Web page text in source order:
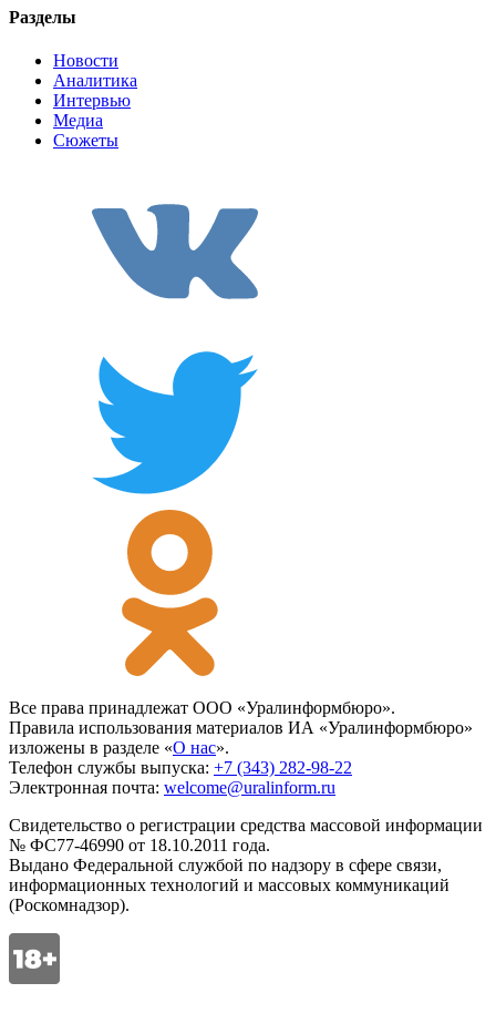
Разделы
Новости
Аналитика
Интервью
Медиа
Сюжеты
Все права принадлежат ООО «Уралинформбюро».
Правила использования материалов ИА «Уралинформбюро»
изложены в разделе «О нас».
Телефон службы выпуска: +7 (343) 282-98-22
Электронная почта: welcome@uralinform.ru
Свидетельство о регистрации средства массовой информации
№ ФС77-46990 от 18.10.2011 года.
Выдано Федеральной службой по надзору в сфере связи,
информационных технологий и массовых коммуникаций
(Роскомнадзор).